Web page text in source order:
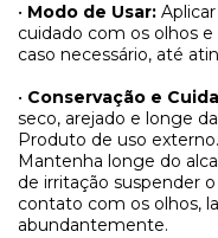
• Modo de Usar:
cuidado com os olhos
caso necessário, até
• Conservação e
seco, arejado e longe
Produto de uso
Mantenha longe do
de irritação suspender
contato com os olhos,
abundantemente.